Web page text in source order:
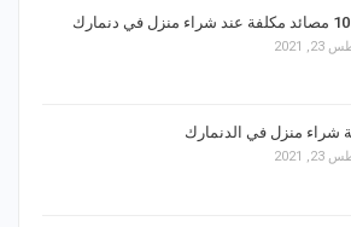
2021
شراء منزل في الدنمارك
2021